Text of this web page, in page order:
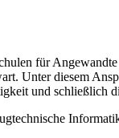
für
Unter diesem
und schließlich